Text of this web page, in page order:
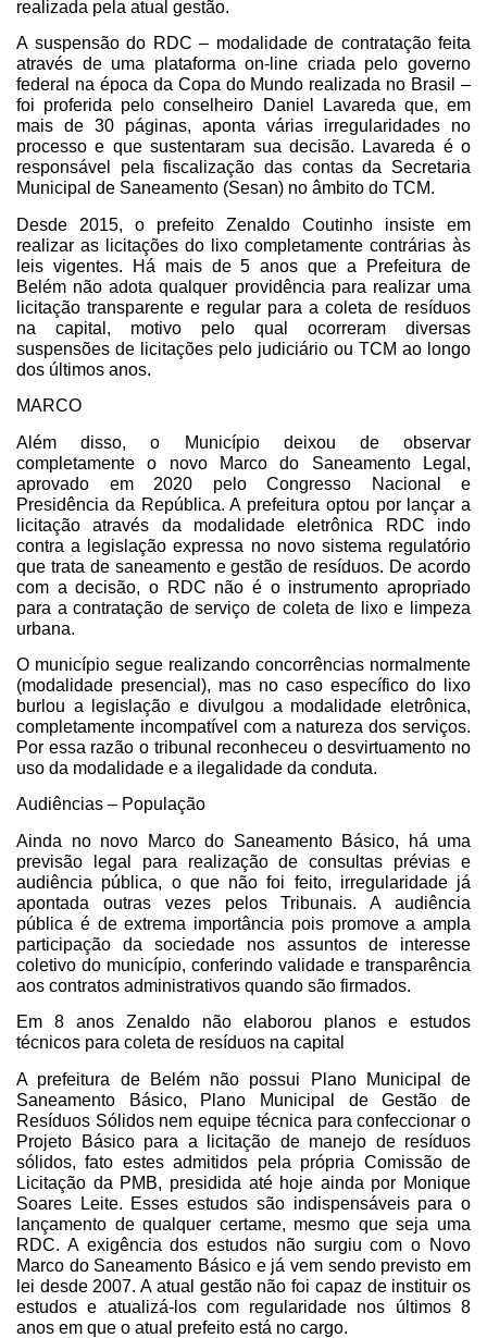
realizada pela atual gestão.
A suspensão do RDC – modalidade de contratação feita
através de uma plataforma on-line criada pelo governo
federal na época da Copa do Mundo realizada no Brasil –
foi proferida pelo conselheiro Daniel Lavareda que, em
mais de 30 páginas, aponta várias irregularidades no
processo e que sustentaram sua decisão. Lavareda é o
responsável pela fiscalização das contas da Secretaria
Municipal de Saneamento (Sesan) no âmbito do TCM.
Desde 2015, o prefeito Zenaldo Coutinho insiste em
realizar as licitações do lixo completamente contrárias às
leis vigentes. Há mais de 5 anos que a Prefeitura de
Belém não adota qualquer providência para realizar uma
licitação transparente e regular para a coleta de resíduos
na capital, motivo pelo qual ocorreram diversas
suspensões de licitações pelo judiciário ou TCM ao longo
dos últimos anos.
MARCO
Além disso, o Município deixou de observar
completamente o novo Marco do Saneamento Legal,
aprovado em 2020 pelo Congresso Nacional e
Presidência da República. A prefeitura optou por lançar a
licitação através da modalidade eletrônica RDC indo
contra a legislação expressa no novo sistema regulatório
que trata de saneamento e gestão de resíduos. De acordo
com a decisão, o RDC não é o instrumento apropriado
para a contratação de serviço de coleta de lixo e limpeza
urbana.
O município segue realizando concorrências normalmente
(modalidade presencial), mas no caso específico do lixo
burlou a legislação e divulgou a modalidade eletrônica,
completamente incompatível com a natureza dos serviços.
Por essa razão o tribunal reconheceu o desvirtuamento no
uso da modalidade e a ilegalidade da conduta.
Audiências – População
Ainda no novo Marco do Saneamento Básico, há uma
previsão legal para realização de consultas prévias e
audiência pública, o que não foi feito, irregularidade já
apontada outras vezes pelos Tribunais. A audiência
pública é de extrema importância pois promove a ampla
participação da sociedade nos assuntos de interesse
coletivo do município, conferindo validade e transparência
aos contratos administrativos quando são firmados.
Em 8 anos Zenaldo não elaborou planos e estudos
técnicos para coleta de resíduos na capital
A prefeitura de Belém não possui Plano Municipal de
Saneamento Básico, Plano Municipal de Gestão de
Resíduos Sólidos nem equipe técnica para confeccionar o
Projeto Básico para a licitação de manejo de resíduos
sólidos, fato estes admitidos pela própria Comissão de
Licitação da PMB, presidida até hoje ainda por Monique
Soares Leite. Esses estudos são indispensáveis para o
lançamento de qualquer certame, mesmo que seja uma
RDC. A exigência dos estudos não surgiu com o Novo
Marco do Saneamento Básico e já vem sendo previsto em
lei desde 2007. A atual gestão não foi capaz de instituir os
estudos e atualizá-los com regularidade nos últimos 8
anos em que o atual prefeito está no cargo.